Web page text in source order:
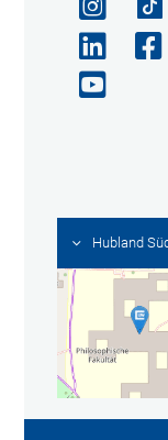
Hubland